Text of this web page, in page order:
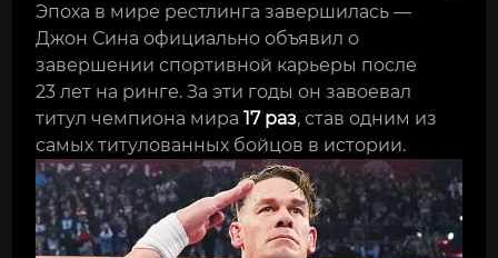
Эпоха в мире рестлинга завершилась —
Джон Сина официально объявил о
завершении спортивной карьеры после
23 лет на ринге. За эти годы он завоевал
титул чемпиона мира17 раз, став одним из
самых титулованных бойцов в истории.